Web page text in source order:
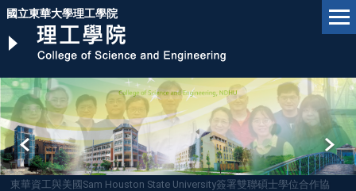
跳
主
內
區
國立東華大學理工學院
東華資工與美國Sam Houston State University簽署雙聯碩士學位合作協